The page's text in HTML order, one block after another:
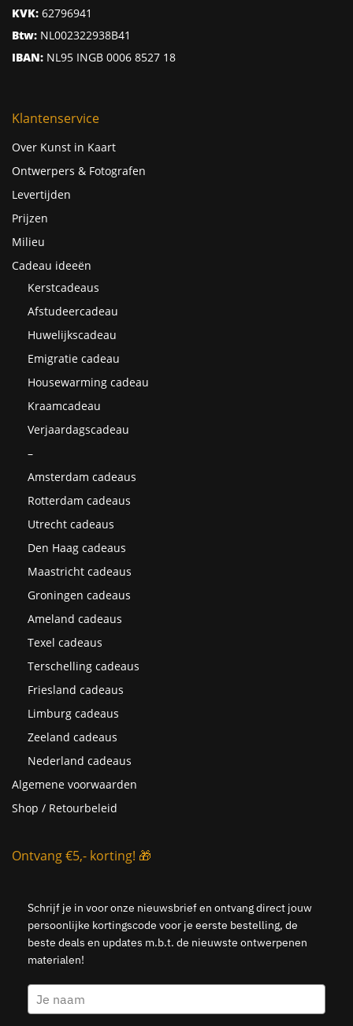
KVK: 62796941
Btw: NL002322938B41
IBAN: NL95 INGB 0006 8527 18
Klantenservice
Over Kunst in Kaart
Ontwerpers & Fotografen
Levertijden
Prijzen
Milieu
Cadeau ideeën
Kerstcadeaus
Afstudeercadeau
Huwelijkscadeau
Emigratie cadeau
Housewarming cadeau
Kraamcadeau
Verjaardagscadeau
–
Amsterdam cadeaus
Rotterdam cadeaus
Utrecht cadeaus
Den Haag cadeaus
Maastricht cadeaus
Groningen cadeaus
Ameland cadeaus
Texel cadeaus
Terschelling cadeaus
Friesland cadeaus
Limburg cadeaus
Zeeland cadeaus
Nederland cadeaus
Algemene voorwaarden
Shop / Retourbeleid
Ontvang €5,- korting! 🎁
Schrijf je in voor onze nieuwsbrief en ontvang direct jouw
persoonlijke kortingscode voor je eerste bestelling, de
beste deals en updates m.b.t. de nieuwste ontwerpenen
materialen!